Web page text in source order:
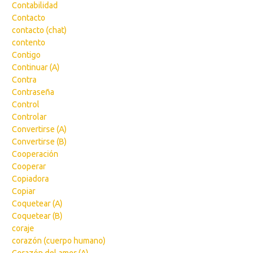
Contabilidad
Contacto
contacto (chat)
contento
Contigo
Continuar (A)
Contra
Contraseña
Control
Controlar
Convertirse (A)
Convertirse (B)
Cooperación
Cooperar
Copiadora
Copiar
Coquetear (A)
Coquetear (B)
coraje
corazón (cuerpo humano)